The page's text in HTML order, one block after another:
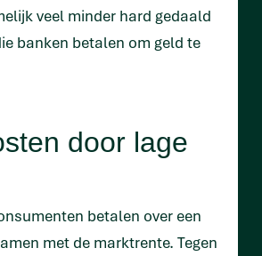
veel minder hard gedaald
banken betalen om geld te
door lage
betalen over een
met de marktrente. Tegen